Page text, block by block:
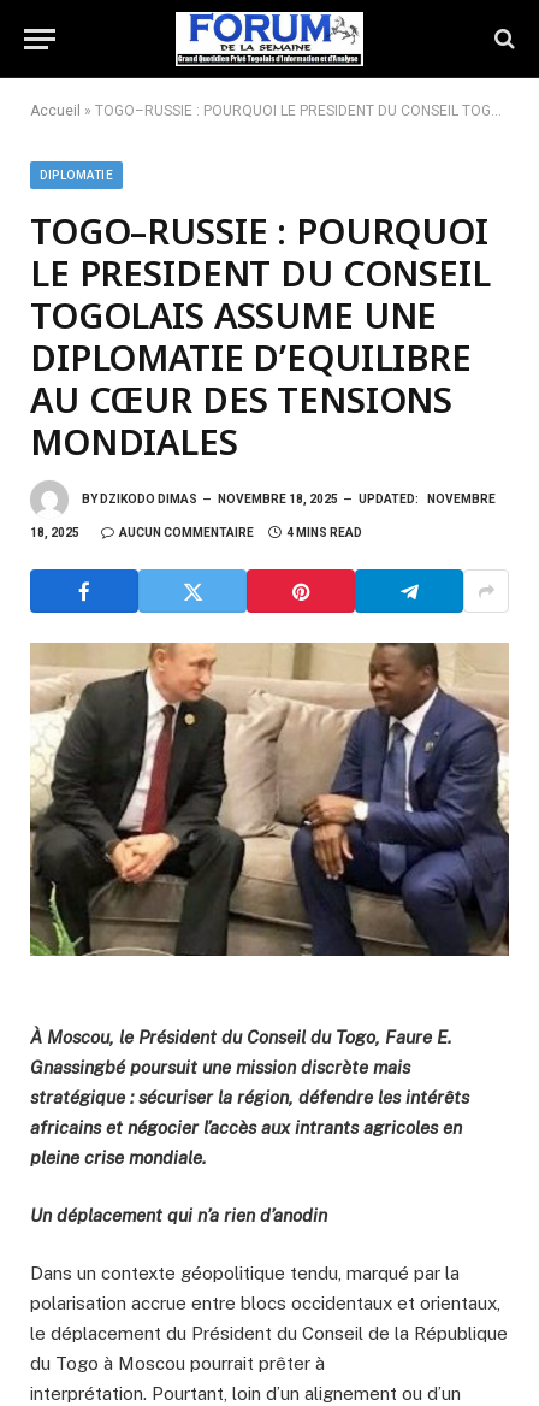
Accueil » TOGO–RUSSIE : POURQUOI LE PRESIDENT DU CONSEIL TOGOLAIS ASSUME UNE DIPLOMATIE D’EQUILIBRE AU CŒUR DES TENSIONS MONDIALES
DIPLOMATIE
TOGO–RUSSIE : POURQUOI
LE PRESIDENT DU CONSEIL
TOGOLAIS ASSUME UNE
DIPLOMATIE D’EQUILIBRE
AU CŒUR DES TENSIONS
MONDIALES
BY DZIKODO DIMAS NOVEMBRE 18, 2025 UPDATED: NOVEMBRE
18, 2025 AUCUN COMMENTAIRE 4 MINS READ
À Moscou, le Président du Conseil du Togo, Faure E.
Gnassingbé poursuit une mission discrète mais
stratégique : sécuriser la région, défendre les intérêts
africains et négocier l’accès aux intrants agricoles en
pleine crise mondiale.
Un déplacement qui n’a rien d’anodin
Dans un contexte géopolitique tendu, marqué par la
polarisation accrue entre blocs occidentaux et orientaux,
le déplacement du Président du Conseil de la République
du Togo à Moscou pourrait prêter à
interprétation. Pourtant, loin d’un alignement ou d’un